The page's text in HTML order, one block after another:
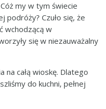
my w tym świecie
podróży? Czuło się, że
wchodzącą w
się w niezauważalny
całą wioskę. Dlatego
do kuchni, pełnej